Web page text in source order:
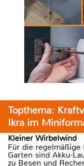
Topthema:
Ikra im
Kleiner Wirbelwind
Für die
Garten sind Akku-
zu Besen und